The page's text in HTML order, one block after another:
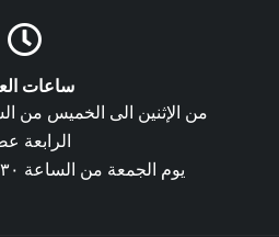
ساعات
الرابعة
يوم الجمعة من الساعة ٨.٣٠ حتى صلاة الظهر